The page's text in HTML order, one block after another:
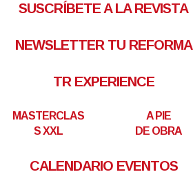
SUSCRÍBETE A LA REVISTA
NEWSLETTER TU REFORMA
TR EXPERIENCE
MASTERCLAS
S XXL
A PIE
DE OBRA
CALENDARIO EVENTOS